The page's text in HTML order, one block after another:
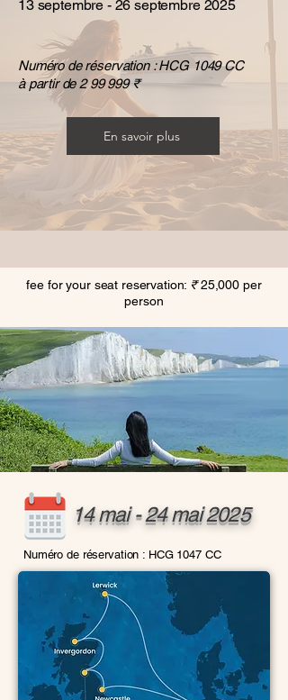
Numéro de réservation : HCG 1049 CC
à partir de 2 99 999 ₹
13 septembre - 26 septembre 2025
En savoir plus
fee for your seat reservation: ₹25,000 per
person
14 mai - 24 mai 2025
Numéro de réservation : HCG 1047 CC